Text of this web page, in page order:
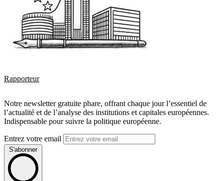
Rapporteur
Notre newsletter gratuite phare, offrant chaque jour l’essentiel de
l’actualité et de l’analyse des institutions et capitales européennes.
Indispensable pour suivre la politique européenne.
Entrez votre email
S'abonner